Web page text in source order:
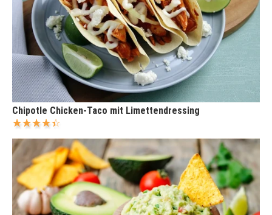
Chipotle Chicken-Taco mit Limettendressing